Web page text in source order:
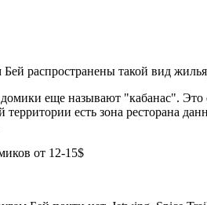
распространены такой вид
еще называют "кабанас". Это
есть зона ресторана
от 12-15$